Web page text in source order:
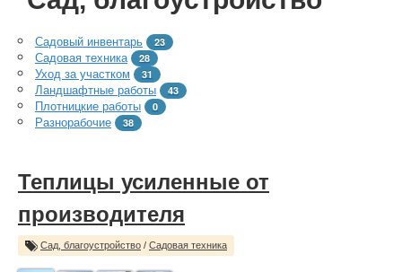
Садовый инвентарь 23
Садовая техника 28
Уход за участком 31
Ландшафтные работы 43
Плотницкие работы 0
Разнорабочие 38
Теплицы усиленные от
производителя
Сад, благоустройство / Садовая техника